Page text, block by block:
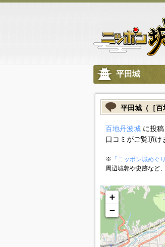
平田城
平田城（［百
百地丹波城に投稿
口コミがご覧頂け
※ 「ニッポン城めぐ
周辺城郭や史跡など
+
−